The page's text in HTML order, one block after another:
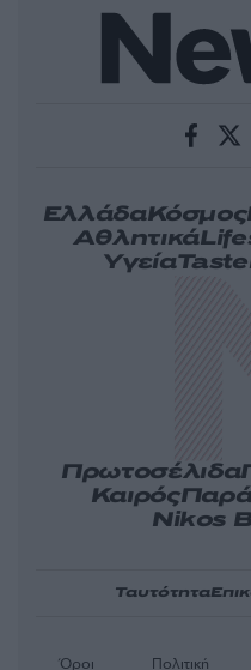
ΕλλάδαΚόσμος
Αθλητικά
Υγεία
Πρωτοσέλιδα
Καιρός
Nikos
Ταυτότητα
Όροι Πολιτική